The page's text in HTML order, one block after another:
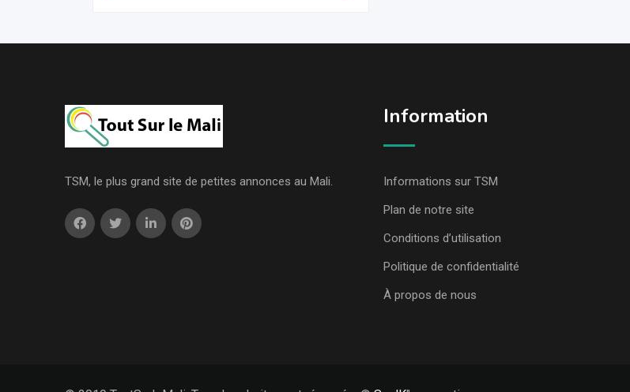
TSM, le plus grand site de petites annonces au Mali.
Information
Informations sur TSM
Plan de notre site
Conditions d’utilisation
Politique de confidentialité
À propos de nous